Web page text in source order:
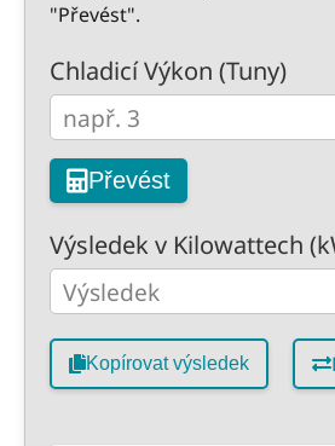
"Převést".
Chladicí Výkon (Tuny)
Převést
Výsledek v Kilowattech
Kopírovat výsledek